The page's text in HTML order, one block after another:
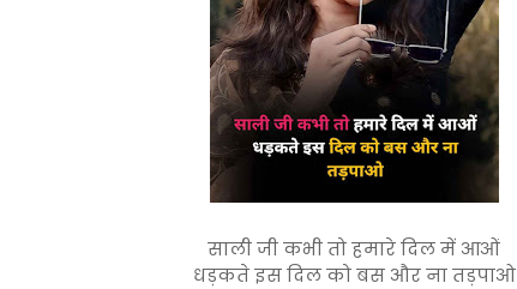
साली जी कभी तो हमारे दिल में आओं
धड़कते इस दिल को बस और ना तड़पाओ